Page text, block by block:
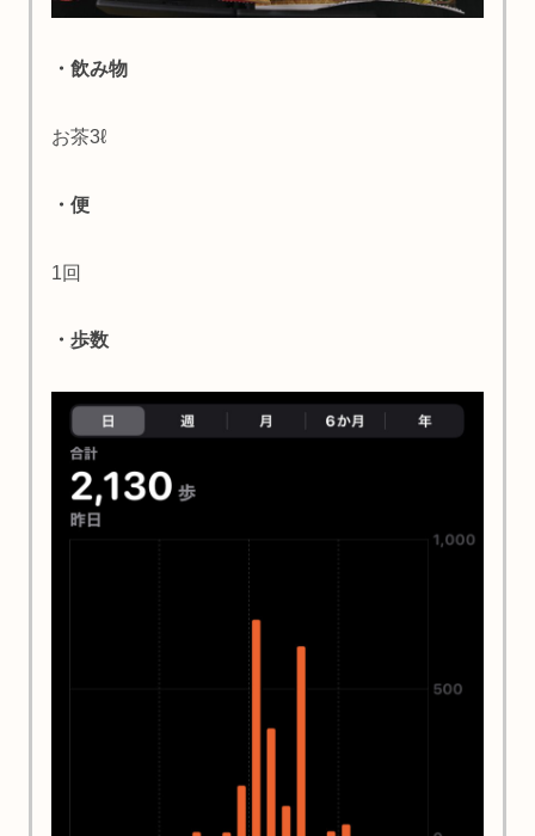
・飲み物
お茶3ℓ
・便
1回
・歩数